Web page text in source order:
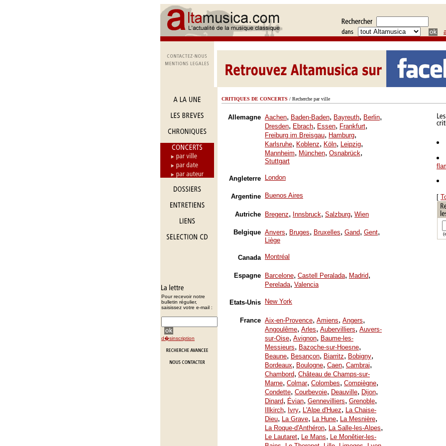
Pour recevoir notre
bulletin régulier,
saisissez votre e-mail :
d�sinscription
CRITIQUES DE CONCERTS / Recherche par ville
Allemagne Aachen, Baden-Baden, Bayreuth, Berlin,
Dresden, Ebrach, Essen, Frankfurt,
Freiburg im Breisgau, Hamburg,
Karlsruhe, Koblenz, Köln, Leipzig,
Mannheim, München, Osnabrück,
Stuttgart
Angleterre London
Argentine Buenos Aires
Autriche Bregenz, Innsbruck, Salzburg, Wien
Belgique Anvers, Bruges, Bruxelles, Gand, Gent,
Liège
Canada Montréal
Espagne Barcelone, Castell Peralada, Madrid,
Perelada, Valencia
Etats-Unis New York
France Aix-en-Provence, Amiens, Angers,
Angoulême, Arles, Aubervilliers, Auvers-
sur-Oise, Avignon, Baume-les-
Messieurs, Bazoche-sur-Hoesne,
Beaune, Besançon, Biarritz, Bobigny,
Bordeaux, Boulogne, Caen, Cambrai,
Chambord, Château de Champs-sur-
Marne, Colmar, Colombes, Compiègne,
Condette, Courbevoie, Deauville, Dijon,
Dinard, Évian, Gennevilliers, Grenoble,
Illkirch, Ivry, L'Alpe d'Huez, La Chaise-
Dieu, La Grave, La Hune, La Mesnière,
La Roque-d'Anthéron, La Salle-les-Alpes,
Le Lautaret, Le Mans, Le Monêtier-les-
[